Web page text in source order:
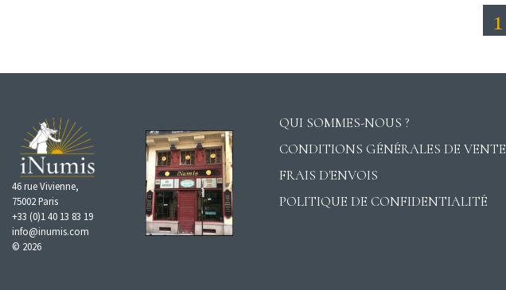
1
46 rue Vivienne,
75002 Paris
+33 (0)1 40 13 83 19
info@inumis.com
© 2026
QUI SOMMES-NOUS ?
CONDITIONS GÉNÉRALES DE VENTE
FRAIS D'ENVOIS
POLITIQUE DE CONFIDENTIALITÉ